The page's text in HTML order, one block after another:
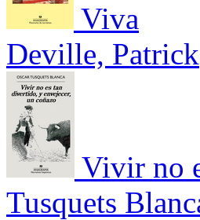
Viva
Deville, Patrick
Vivir no
Tusquets